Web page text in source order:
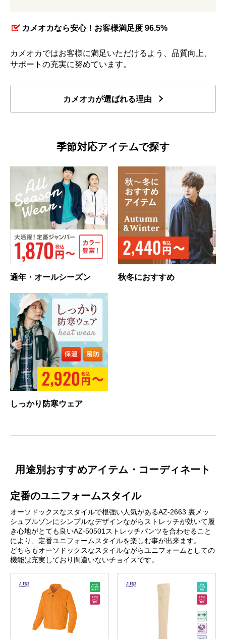
カメオカなら安心！お客様満足度 96.5%
カメオカではお客様に満足いただけるよう、品質向上、
サポートの充実に努めています。
カメオカが選ばれる理由
季節対応アイテムで探す
通年・オールシーズン 秋冬におすすめ
しっかり防寒ウェア
用途別おすすめアイテム・コーディネート
定番のユニフォームスタイル
オーソドックスなスタイルで根強い人気があるAZ-2663 裏メッ
シュブルゾンにシンプルなデザインながらストレッチが効いて履
き心地がとても良いAZ-50501ストレッチパンツを合わせること
により、定番ユニフォームスタイルを楽しむ事が出来ます。
どちらもオーソドックスなスタイルながらユニフォームとしての
機能は充実しており間違いないチョイスです。